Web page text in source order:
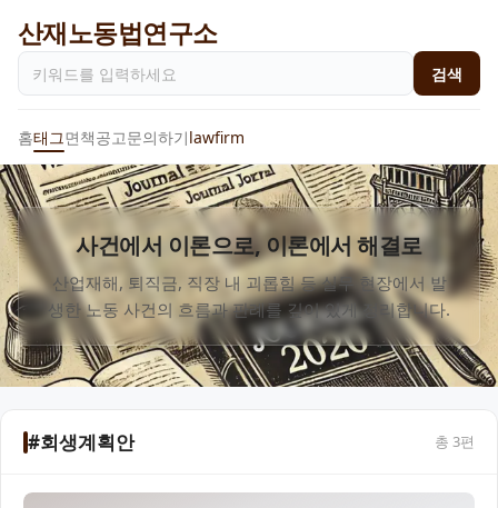
산재노동법연구소
검색
홈태그면책공고문의하기lawfirm
사건에서 이론으로, 이론에서 해결로
산업재해, 퇴직금, 직장 내 괴롭힘 등 실무 현장에서 발
생한 노동 사건의 흐름과 판례를 깊이 있게 정리합니다.
#회생계획안 총 3편